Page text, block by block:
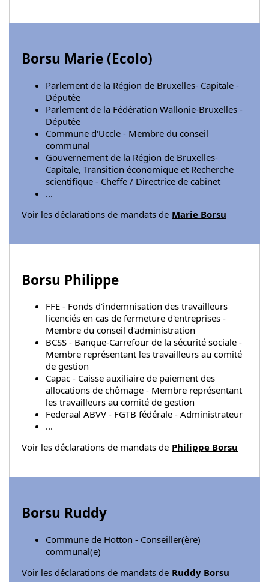
Borsu Marie (Ecolo)
Parlement de la Région de Bruxelles- Capitale -
Députée
Parlement de la Fédération Wallonie-Bruxelles -
Députée
Commune d'Uccle - Membre du conseil
communal
Gouvernement de la Région de Bruxelles-
Capitale, Transition économique et Recherche
scientifique - Cheffe / Directrice de cabinet
...
Voir les déclarations de mandats de Marie Borsu
Borsu Philippe
FFE - Fonds d'indemnisation des travailleurs
licenciés en cas de fermeture d'entreprises -
Membre du conseil d'administration
BCSS - Banque-Carrefour de la sécurité sociale -
Membre représentant les travailleurs au comité
de gestion
Capac - Caisse auxiliaire de paiement des
allocations de chômage - Membre représentant
les travailleurs au comité de gestion
Federaal ABVV - FGTB fédérale - Administrateur
...
Voir les déclarations de mandats de Philippe Borsu
Borsu Ruddy
Commune de Hotton - Conseiller(ère)
communal(e)
Voir les déclarations de mandats de Ruddy Borsu